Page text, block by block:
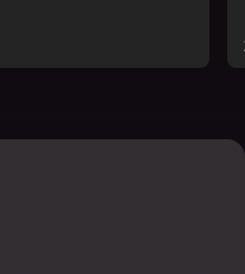
possible.